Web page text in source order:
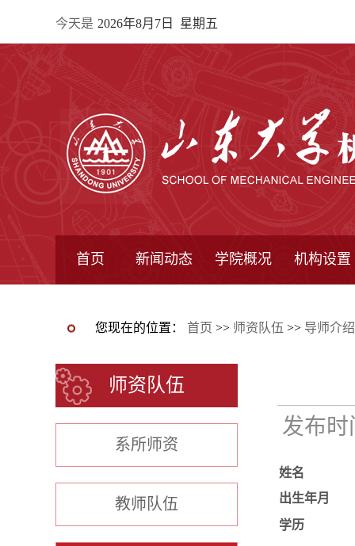
今天是 2026年8月7日 星期五
首页 新闻动态 学院概况 机构设置
您现在的位置： 首页 >> 师资队伍 >> 导师介绍
师资队伍
系所师资
教师队伍
发布
姓名
出生年月
学历